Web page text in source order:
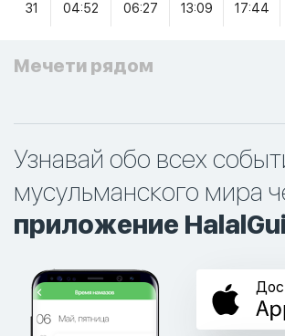
31 04:52 06:27 13:09 17:44
Мечети рядом
Узнавай обо всех
мусульманского мира
приложение